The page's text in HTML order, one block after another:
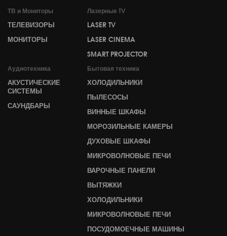
ТВ и Мониторы
ТЕЛЕВИЗОРЫ
МОНИТОРЫ
Лазерные TV
LASER TV
LASER CINEMA
SMART PROJECTOR
Аудиотехника
АКУСТИЧЕСКИЕ
СИСТЕМЫ
САУНДБАРЫ
Бытовая техника
ХОЛОДИЛЬНИКИ
ПЫЛЕСОСЫ
ВИННЫЕ ШКАФЫ
МОРОЗИЛЬНЫЕ КАМЕРЫ
ДУХОВЫЕ ШКАФЫ
МИКРОВОЛНОВЫЕ ПЕЧИ
ВАРОЧНЫЕ ПАНЕЛИ
ВЫТЯЖКИ
ХОЛОДИЛЬНИКИ
МИКРОВОЛНОВЫЕ ПЕЧИ
ПОСУДОМОЕЧНЫЕ МАШИНЫ